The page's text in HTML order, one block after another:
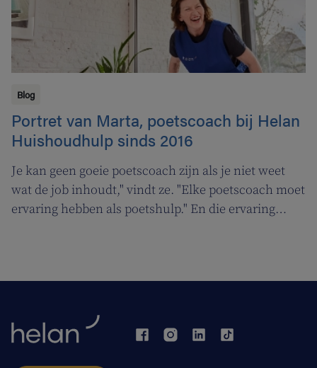
Blog
Portret van Marta, poetscoach bij Helan
Huishoudhulp sinds 2016
Je kan geen goeie poetscoach zijn als je niet weet
wat de job inhoudt," vindt ze. "Elke poetscoach moet
ervaring hebben als poetshulp." En die ervaring